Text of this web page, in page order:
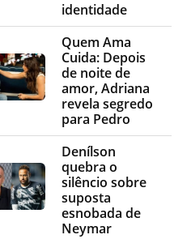
identidade
Quem Ama
Cuida: Depois
de noite de
amor, Adriana
revela segredo
para Pedro
Denílson
quebra o
silêncio sobre
suposta
esnobada de
Neymar